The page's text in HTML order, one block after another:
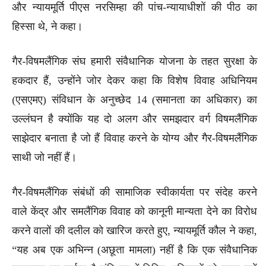
और न्यायमूर्ति पीएस नरसिम्हा की पांच-न्यायाधीशों की पीठ का
हिस्सा थे, ने कहा।
गैर-विषमलैंगिक संघ हमारी संवैधानिक योजना के तहत सुरक्षा के
हकदार हैं, उन्होंने जोर देकर कहा कि विशेष विवाह अधिनियम
(एसएमए) संविधान के अनुच्छेद 14 (समानता का अधिकार) का
उल्लंघन है क्योंकि यह दो अलग और समझदार वर्ग विषमलैंगिक
साझेदार बनाता है जो हैं विवाह करने के योग्य और गैर-विषमलैंगिक
साथी जो नहीं हैं।
गैर-विषमलैंगिक संबंधों की सामाजिक स्वीकार्यता पर संदेह करने
वाले केंद्र और समलैंगिक विवाह को कानूनी मान्यता देने का विरोध
करने वालों की दलील को खारिज करते हुए, न्यायमूर्ति कौल ने कहा,
“यह अब एक अभिन्न (अछूता मामला) नहीं है कि एक संवैधानिक